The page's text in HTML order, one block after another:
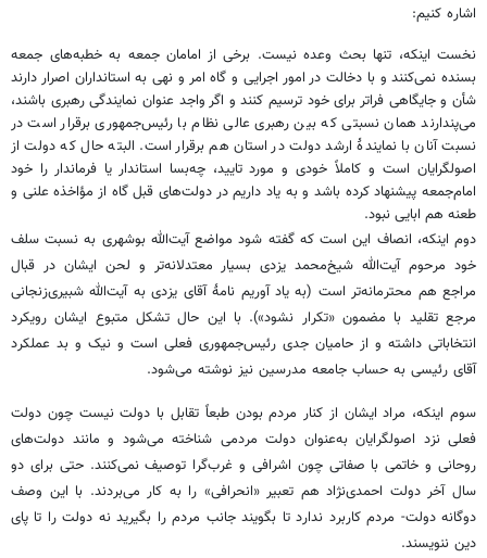
اشاره کنیم:
نخست اینکه، تنها بحث وعده نیست. برخی از امامان جمعه به خطبه‌های جمعه
بسنده نمی‌کنند و با دخالت در امور اجرایی و گاه امر و نهی به استانداران اصرار دارند
شأن و جایگاهی فراتر برای خود ترسیم کنند و اگر واجد عنوان نمایندگی رهبری باشند،
می‌پندارند همان نسبتی که بین رهبری عالی نظام با رئیس‌جمهوری برقرار است در
نسبت آنان با نمایندۀ ارشد دولت در استان هم برقرار است. البته حال که دولت از
اصولگرایان است و کاملاً خودی و مورد تایید، چه‌بسا استاندار یا فرماندار را خود
امام‌جمعه پیشنهاد کرده باشد و به یاد داریم در دولت‌های قبل گاه از مؤاخذه علنی و
طعنه هم ابایی نبود.
دوم اینکه، انصاف این است که گفته شود مواضع آیت‌الله بوشهری به نسبت سلف
خود مرحوم آیت‌الله شیخ‌محمد یزدی بسیار معتدلانه‌تر و لحن ایشان در قبال
مراجع هم محترمانه‌تر است (به یاد آوریم نامۀ آقای یزدی به آیت‌الله شبیری‌زنجانی
مرجع تقلید با مضمون «تکرار نشود»). با این حال تشکل متبوع ایشان رویکرد
انتخاباتی داشته و از حامیان جدی رئیس‌جمهوری فعلی است و نیک و بد عملکرد
آقای رئیسی به حساب جامعه مدرسین نیز نوشته می‌شود.
سوم اینکه، مراد ایشان از کنار مردم بودن طبعاً تقابل با دولت نیست چون دولت
فعلی نزد اصولگرایان به‌عنوان دولت مردمی شناخته می‌شود و مانند دولت‌های
روحانی و خاتمی با صفاتی چون اشرافی و غرب‌گرا توصیف نمی‌کنند. حتی برای دو
سال آخر دولت احمدی‌نژاد هم تعبیر «انحرافی» را به کار می‌بردند. با این وصف
دوگانه دولت- مردم کاربرد ندارد تا بگویند جانب مردم را بگیرید نه دولت را تا پای
دین ننویسند.